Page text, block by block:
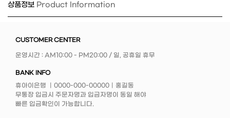
상품정보 Product Information
CUSTOMER CENTER
운영시간 : AM10:00 - PM20:00 / 일, 공휴일 휴무
BANK INFO
휴아이은행 ｜0000-000-00000｜홍길동
무통장 입금시 주문자명과 입금자명이 동일 해야
빠른 입금확인이 가능합니다.